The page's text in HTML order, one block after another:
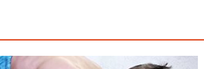
az egészséges életmódhoz
annak fogyasztásával járó előnyök